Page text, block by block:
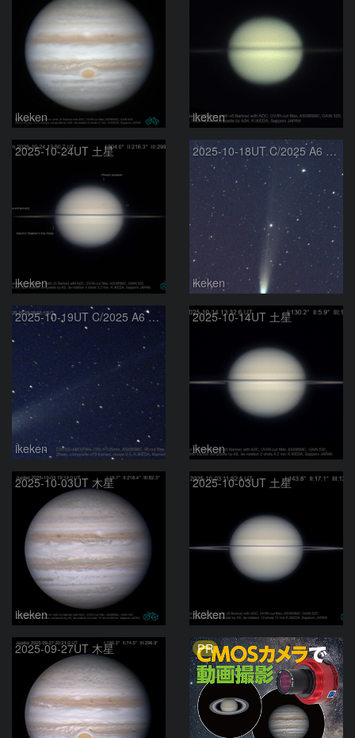
ikeken ikeken
2025-10-24UT 土星
ikeken
2025-10-18UT C/2025 A6 レモン彗星
ikeken
2025-10-19UT C/2025 A6 レモン彗星
ikeken
2025-10-14UT 土星
ikeken
2025-10-03UT 木星
ikeken
2025-10-03UT 土星
ikeken
2025-09-27UT 木星 PR